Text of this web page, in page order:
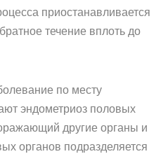
приостанавливается
течение вплоть до
по месту
эндометриоз половых
другие органы и
органов подразделяется